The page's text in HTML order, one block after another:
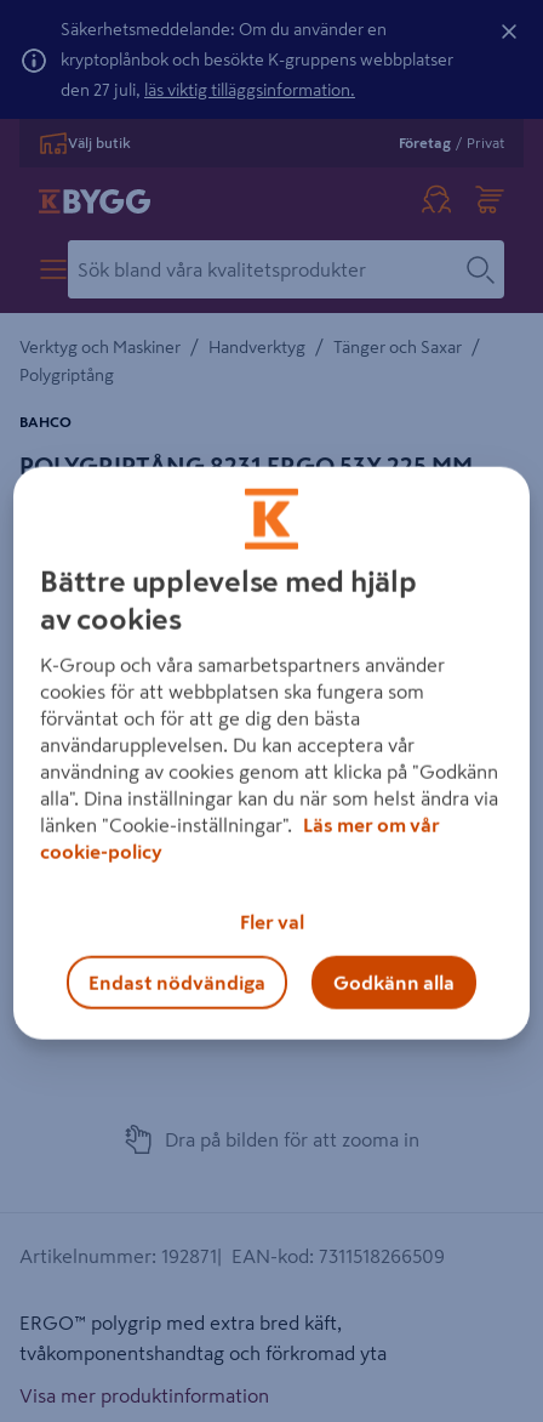
Säkerhetsmeddelande: Om du använder en
kryptoplånbok och besökte K-gruppens webbplatser
den 27 juli, läs viktig tilläggsinformation.
Välj butik Företag / Privat
Verktyg och Maskiner / Handverktyg / Tänger och Saxar /
Polygriptång
POLYGRIPTÅNG 8231 ERGO 53X 225 MM
EXTRA BRED KÄFT SNABBINST.
BAHCO
Detaljerad beskrivning finns i produktbeskrivningsområdet
Dra på bilden för att zooma in
Artikelnummer: 192871 EAN-kod: 7311518266509
ERGO™ polygrip med extra bred käft,
tvåkomponentshandtag och förkromad yta
Visa mer produktinformation
Bättre upplevelse med hjälp
av cookies
K-Group och våra samarbetspartners använder
cookies för att webbplatsen ska fungera som
förväntat och för att ge dig den bästa
användarupplevelsen. Du kan acceptera vår
användning av cookies genom att klicka på "Godkänn
alla". Dina inställningar kan du när som helst ändra via
länken "Cookie-inställningar".
Läs mer om vår
cookie-policy
Fler val
Endast nödvändiga Godkänn alla